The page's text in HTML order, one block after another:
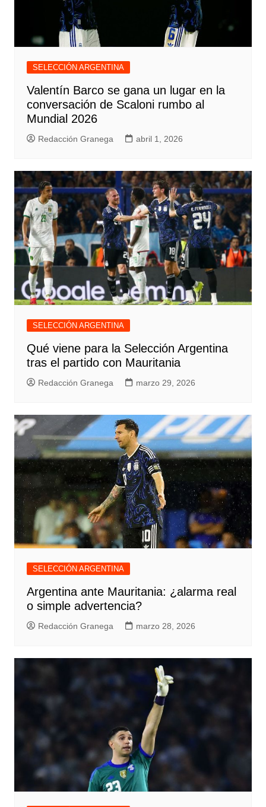
SELECCIÓN ARGENTINA
Valentín Barco se gana un lugar en la
conversación de Scaloni rumbo al
Mundial 2026
Redacción Granega abril 1, 2026
SELECCIÓN ARGENTINA
Qué viene para la Selección Argentina
tras el partido con Mauritania
Redacción Granega marzo 29, 2026
SELECCIÓN ARGENTINA
Argentina ante Mauritania: ¿alarma real
o simple advertencia?
Redacción Granega marzo 28, 2026